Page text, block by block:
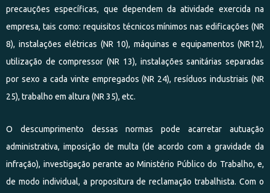
precauções específicas, que dependem da atividade exercida na
empresa, tais como: requisitos técnicos mínimos nas edificações (NR
8), instalações elétricas (NR 10), máquinas e equipamentos (NR12),
utilização de compressor (NR 13), instalações sanitárias separadas
por sexo a cada vinte empregados (NR 24), resíduos industriais (NR
25), trabalho em altura (NR 35), etc.
O descumprimento dessas normas pode acarretar autuação
administrativa, imposição de multa (de acordo com a gravidade da
infração), investigação perante ao Ministério Público do Trabalho, e,
de modo individual, a propositura de reclamação trabalhista. Com o